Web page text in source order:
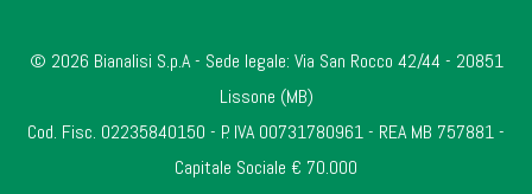
© 2026 Bianalisi S.p.A - Sede legale: Via San Rocco 42/44 - 20851
Lissone (MB)
Cod. Fisc. 02235840150 - P. IVA 00731780961 - REA MB 757881 -
Capitale Sociale € 70.000